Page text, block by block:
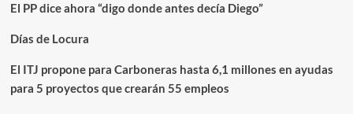
El PP dice ahora “digo donde antes decía Diego”
Días de Locura
El ITJ propone para Carboneras hasta 6,1 millones en ayudas
para 5 proyectos que crearán 55 empleos